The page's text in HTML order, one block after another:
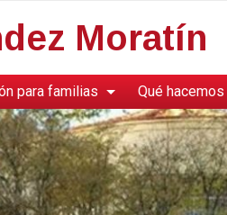
Moratín
para familias Qué hacemos